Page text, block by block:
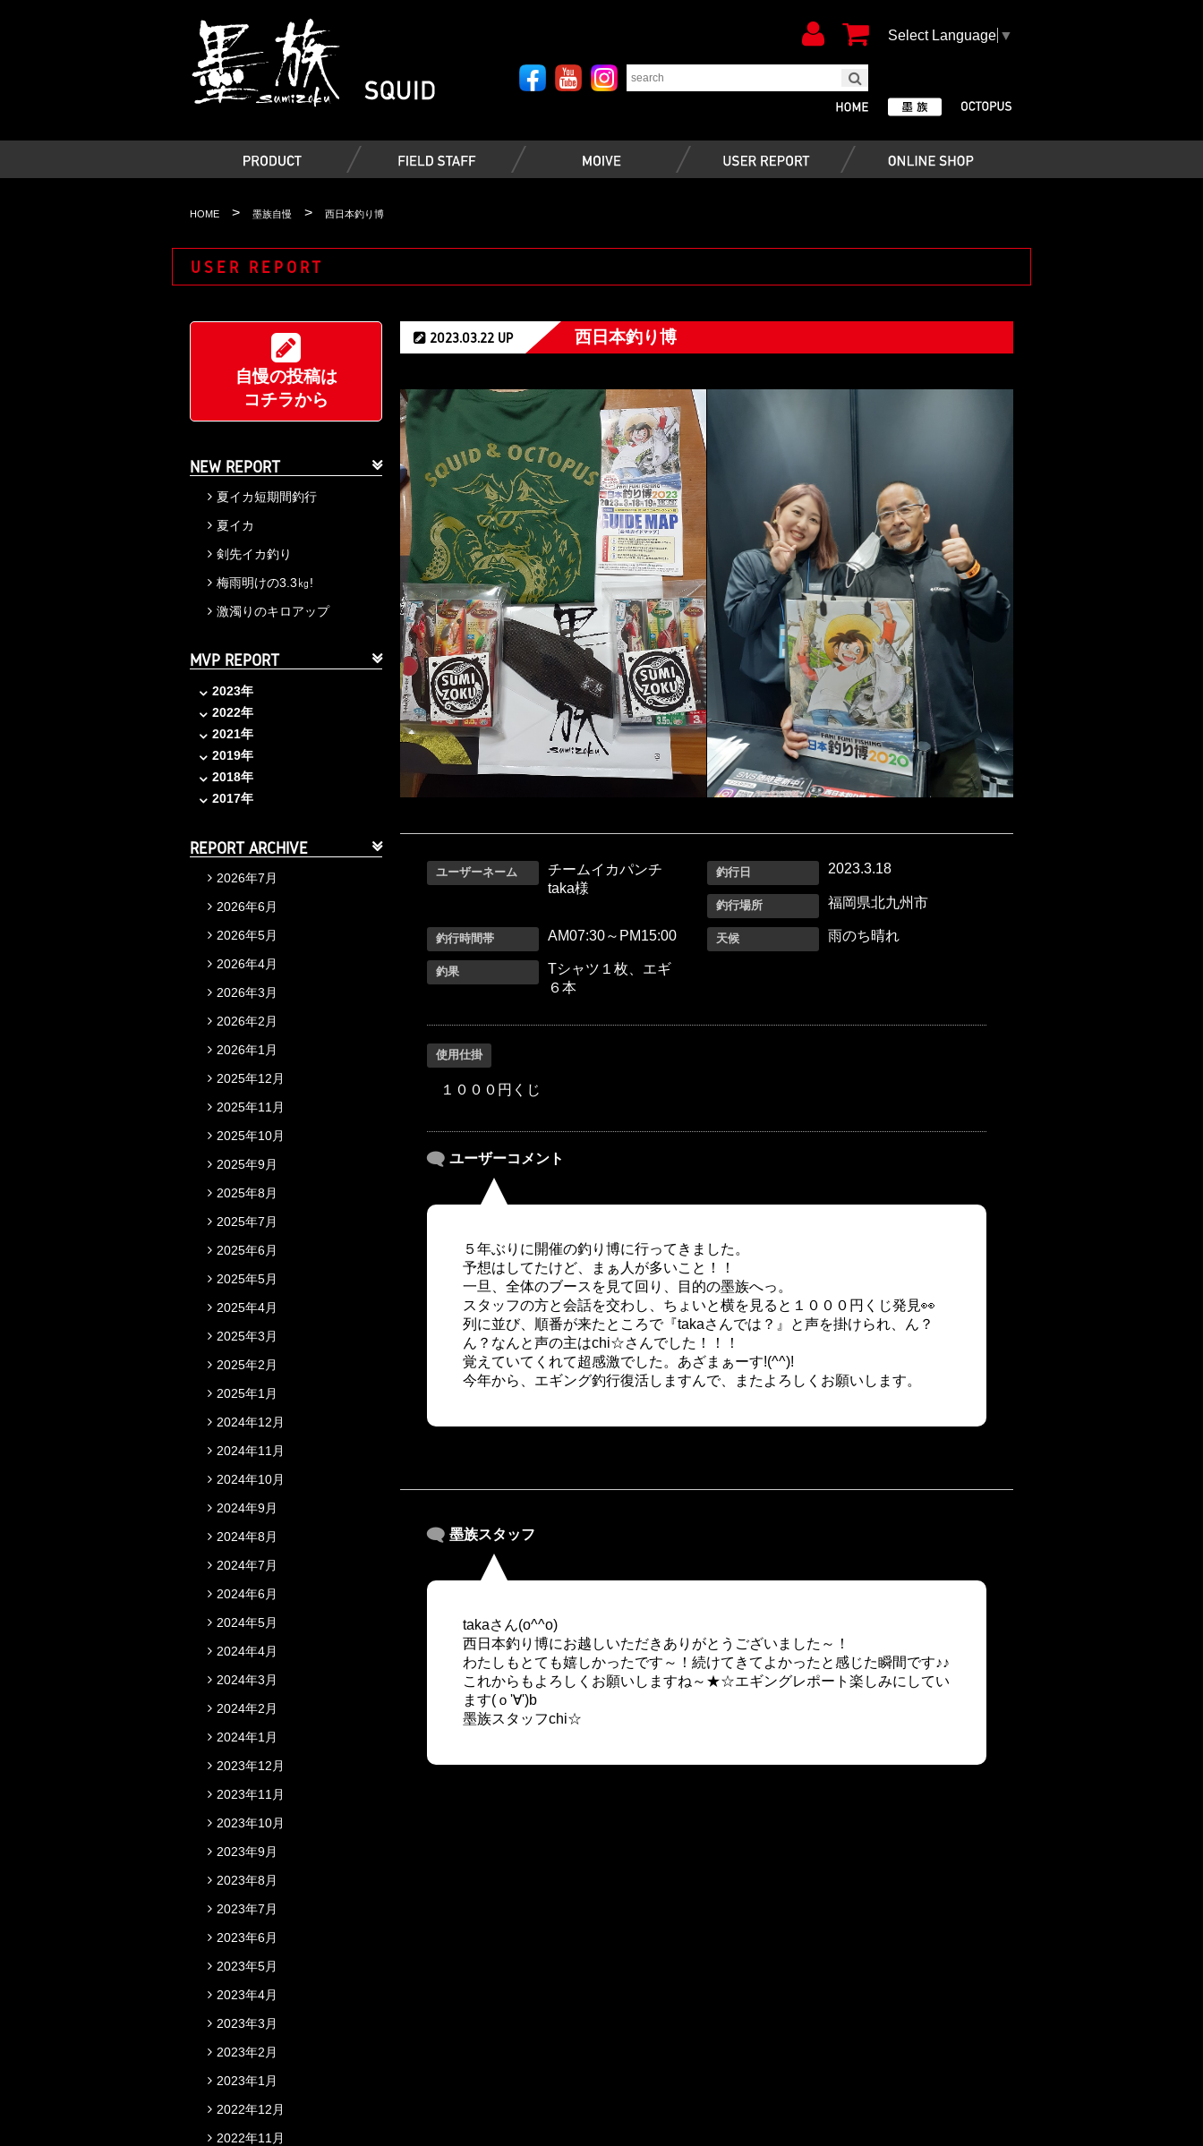
Select Language ▼
HOME > 墨族自慢 > 西日本釣り博
USER REPORT
自慢の投稿は
コチラから
NEW REPORT
夏イカ短期間釣行
夏イカ
剣先イカ釣り
梅雨明けの3.3㎏!
激濁りのキロアップ
MVP REPORT
2023年
2022年
2021年
2019年
2018年
2017年
REPORT ARCHIVE
2026年7月
2026年6月
2026年5月
2026年4月
2026年3月
2026年2月
2026年1月
2025年12月
2025年11月
2025年10月
2025年9月
2025年8月
2025年7月
2025年6月
2025年5月
2025年4月
2025年3月
2025年2月
2025年1月
2024年12月
2024年11月
2024年10月
2024年9月
2024年8月
2024年7月
2024年6月
2024年5月
2024年4月
2024年3月
2024年2月
2024年1月
2023年12月
2023年11月
2023年10月
2023年9月
2023年8月
2023年7月
2023年6月
2023年5月
2023年4月
2023年3月
2023年2月
2023年1月
2022年12月
2022年11月
2023.03.22 UP 西日本釣り博
ユーザーネーム
チームイカパンチ
taka様
釣行日 2023.3.18
釣行場所 福岡県北九州市
釣行時間帯 AM07:30～PM15:00 天候 雨のち晴れ
釣果
Tシャツ１枚、エギ
６本
使用仕掛
１０００円くじ
ユーザーコメント
５年ぶりに開催の釣り博に行ってきました。
予想はしてたけど、まぁ人が多いこと！！
一旦、全体のブースを見て回り、目的の墨族へっ。
スタッフの方と会話を交わし、ちょいと横を見ると１０００円くじ発見👀
列に並び、順番が来たところで『takaさんでは？』と声を掛けられ、ん？
ん？なんと声の主はchi☆さんでした！！！
覚えていてくれて超感激でした。あざまぁーす!(^^)!
今年から、エギング釣行復活しますんで、またよろしくお願いします。
墨族スタッフ
takaさん(o^^o)
西日本釣り博にお越しいただきありがとうございました～！
わたしもとても嬉しかったです～！続けてきてよかったと感じた瞬間です♪♪
これからもよろしくお願いしますね～★☆エギングレポート楽しみにしてい
ます(ｏ'∀')b
墨族スタッフchi☆